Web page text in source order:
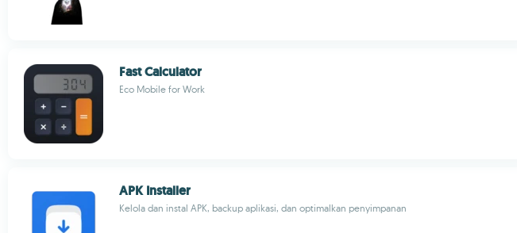
Fast Calculator
Eco Mobile for Work
APK Installer
Kelola dan instal APK, backup aplikasi, dan optimalkan penyimpanan